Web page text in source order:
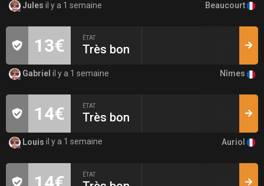
Jules il y a 1 semaine Beaucourt
13€ ÉTAT
Très bon
Gabriel il y a 1 semaine Nîmes
14€ ÉTAT
Très bon
Louis il y a 1 semaine Auriol
ÉTAT